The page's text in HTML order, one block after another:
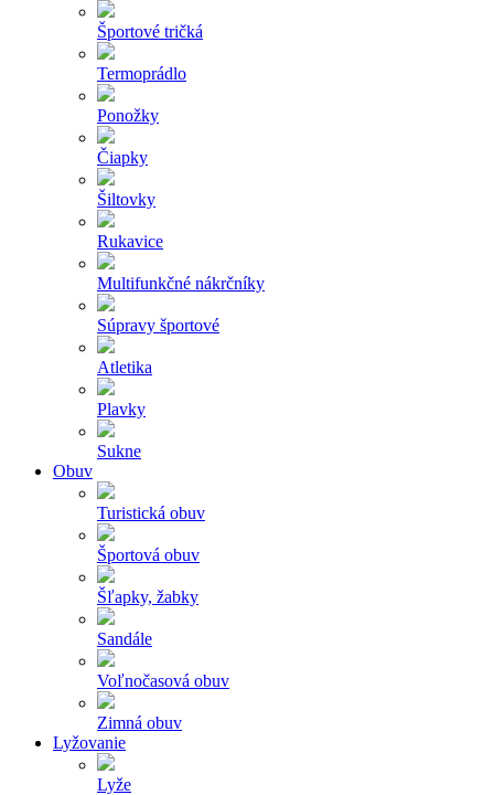
Športové tričká
Termoprádlo
Ponožky
Čiapky
Šiltovky
Rukavice
Multifunkčné nákrčníky
Súpravy športové
Atletika
Plavky
Sukne
Obuv
Turistická obuv
Športová obuv
Šľapky, žabky
Sandále
Voľnočasová obuv
Zimná obuv
Lyžovanie
Lyže